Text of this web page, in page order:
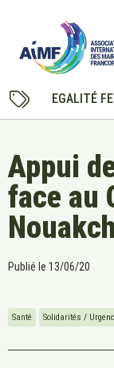
EGALITÉ
Appui
face au
Publié le 13/06/20
Santé Solidarités /